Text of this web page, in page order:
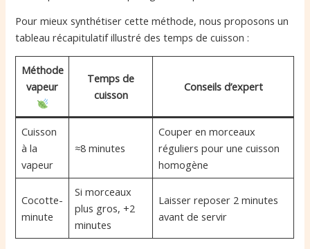
Pour mieux synthétiser cette méthode, nous proposons un
tableau récapitulatif illustré des temps de cuisson :
Méthode
vapeur
Temps de
cuisson
Conseils d’expert
Cuisson
à la
vapeur
≈8 minutes
Couper en morceaux
réguliers pour une cuisson
homogène
Cocotte-
minute
Si morceaux
plus gros, +2
minutes
Laisser reposer 2 minutes
avant de servir